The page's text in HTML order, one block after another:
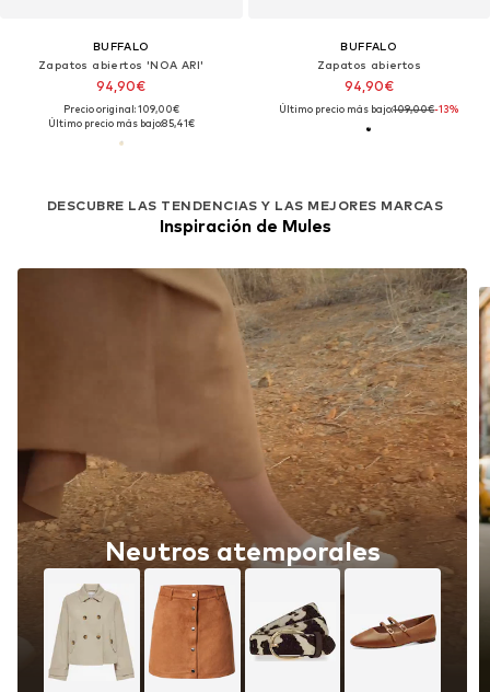
BUFFALO
Zapatos abiertos 'NOA ARI'
94,90€
Precio original: 109,00€
Último precio más bajo:85,41€
BUFFALO
Zapatos abiertos
94,90€
Último precio más bajo:109,00€-13%
DESCUBRE LAS TENDENCIAS Y LAS MEJORES MARCAS
Inspiración de Mules
Neutros atemporales